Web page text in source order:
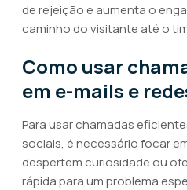
de rejeição e aumenta o
caminho do visitante até o
Como usar
em e-mails e
Para usar chamadas
sociais, é necessário focar
despertem curiosidade ou
rápida para um problema